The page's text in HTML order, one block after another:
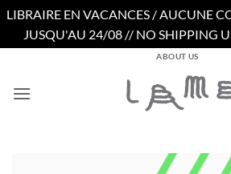
LIBRAIRE EN VACANCES / AUCUNE
JUSQU'AU 24/08 // NO SHIPPING
contenu
ABOUT US